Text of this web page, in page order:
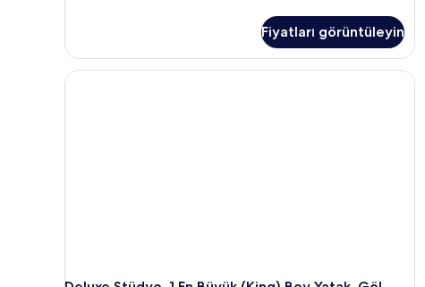
-
1201
hakkında
Fiyatları görüntüleyin